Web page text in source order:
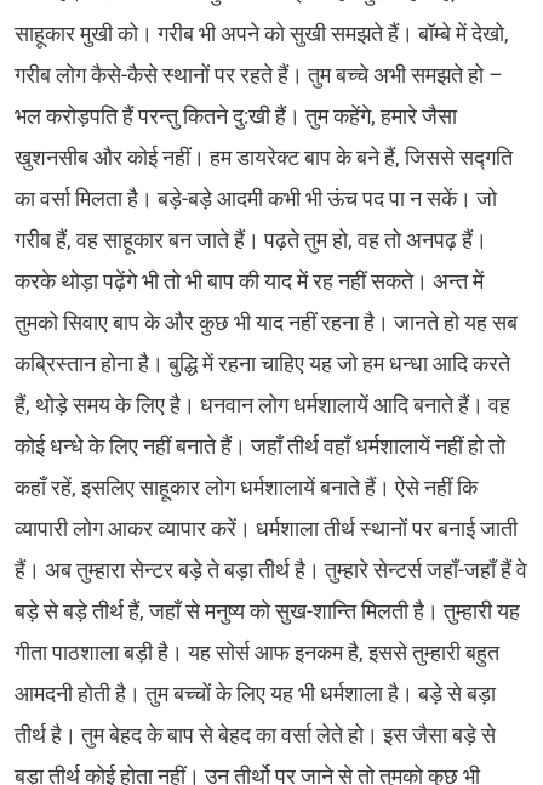
साहूकार मुखी को। गरीब भी अपने को सुखी समझते हैं। बॉम्बे में देखो,
गरीब लोग कैसे-कैसे स्थानों पर रहते हैं। तुम बच्चे अभी समझते हो –
भल करोड़पति हैं परन्तु कितने दु:खी हैं। तुम कहेंगे, हमारे जैसा
खुशनसीब और कोई नहीं। हम डायरेक्ट बाप के बने हैं, जिससे सद्गति
का वर्सा मिलता है। बड़े-बड़े आदमी कभी भी ऊंच पद पा न सकें। जो
गरीब हैं, वह साहूकार बन जाते हैं। पढ़ते तुम हो, वह तो अनपढ़ हैं।
करके थोड़ा पढ़ेंगे भी तो भी बाप की याद में रह नहीं सकते। अन्त में
तुमको सिवाए बाप के और कुछ भी याद नहीं रहना है। जानते हो यह सब
कब्रिस्तान होना है। बुद्धि में रहना चाहिए यह जो हम धन्धा आदि करते
हैं, थोड़े समय के लिए है। धनवान लोग धर्मशालायें आदि बनाते हैं। वह
कोई धन्धे के लिए नहीं बनाते हैं। जहाँ तीर्थ वहाँ धर्मशालायें नहीं हो तो
कहाँ रहें, इसलिए साहूकार लोग धर्मशालायें बनाते हैं। ऐसे नहीं कि
व्यापारी लोग आकर व्यापार करें। धर्मशाला तीर्थ स्थानों पर बनाई जाती
हैं। अब तुम्हारा सेन्टर बड़े ते बड़ा तीर्थ है। तुम्हारे सेन्टर्स जहाँ-जहाँ हैं वे
बड़े से बड़े तीर्थ हैं, जहाँ से मनुष्य को सुख-शान्ति मिलती है। तुम्हारी यह
गीता पाठशाला बड़ी है। यह सोर्स आफ इनकम है, इससे तुम्हारी बहुत
आमदनी होती है। तुम बच्चों के लिए यह भी धर्मशाला है। बड़े से बड़ा
तीर्थ है। तुम बेहद के बाप से बेहद का वर्सा लेते हो। इस जैसा बड़े से
बड़ा तीर्थ कोई होता नहीं। उन तीर्थो पर जाने से तो तुमको कुछ भी